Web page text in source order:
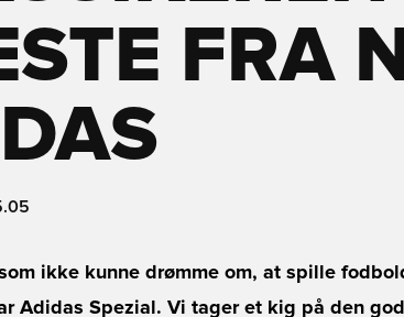
FRA
ikke kunne drømme om, at spille
Adidas Spezial. Vi tager et kig på den